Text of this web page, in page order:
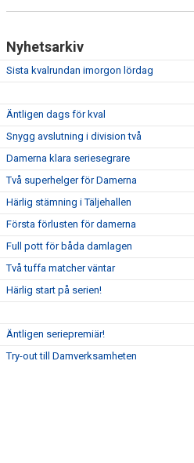
Nyhetsarkiv
Sista kvalrundan imorgon lördag
Äntligen dags för kval
Snygg avslutning i division två
Damerna klara seriesegrare
Två superhelger för Damerna
Härlig stämning i Täljehallen
Första förlusten för damerna
Full pott för båda damlagen
Två tuffa matcher väntar
Härlig start på serien!
Äntligen seriepremiär!
Try-out till Damverksamheten